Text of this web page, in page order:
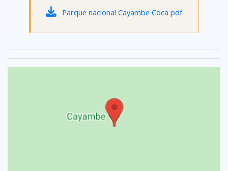
Parque nacional Cayambe Coca pdf